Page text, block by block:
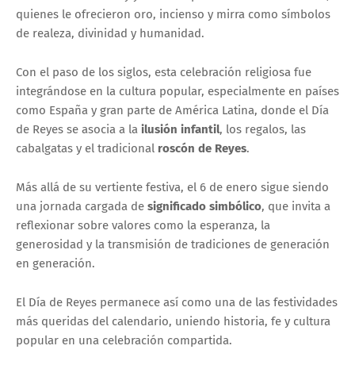
quienes le ofrecieron oro, incienso y mirra como símbolos
de realeza, divinidad y humanidad.
Con el paso de los siglos, esta celebración religiosa fue
integrándose en la cultura popular, especialmente en países
como España y gran parte de América Latina, donde el Día
de Reyes se asocia a la ilusión infantil, los regalos, las
cabalgatas y el tradicional roscón de Reyes.
Más allá de su vertiente festiva, el 6 de enero sigue siendo
una jornada cargada de significado simbólico, que invita a
reflexionar sobre valores como la esperanza, la
generosidad y la transmisión de tradiciones de generación
en generación.
El Día de Reyes permanece así como una de las festividades
más queridas del calendario, uniendo historia, fe y cultura
popular en una celebración compartida.